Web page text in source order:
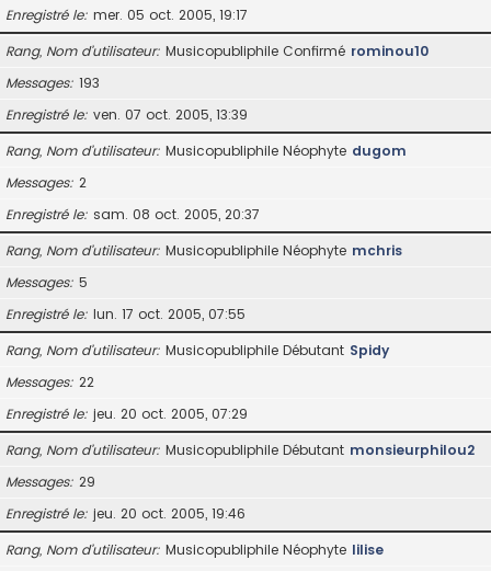
Enregistré le mer. 05 oct. 2005, 19:17
Rang, Nom d’utilisateur Musicopubliphile Confirmé rominou10
Messages 193
Enregistré le ven. 07 oct. 2005, 13:39
Rang, Nom d’utilisateur Musicopubliphile Néophyte dugom
Messages 2
Enregistré le sam. 08 oct. 2005, 20:37
Rang, Nom d’utilisateur Musicopubliphile Néophyte mchris
Messages 5
Enregistré le lun. 17 oct. 2005, 07:55
Rang, Nom d’utilisateur Musicopubliphile Débutant Spidy
Messages 22
Enregistré le jeu. 20 oct. 2005, 07:29
Rang, Nom d’utilisateur Musicopubliphile Débutant monsieurphilou2
Messages 29
Enregistré le jeu. 20 oct. 2005, 19:46
Rang, Nom d’utilisateur Musicopubliphile Néophyte lilise